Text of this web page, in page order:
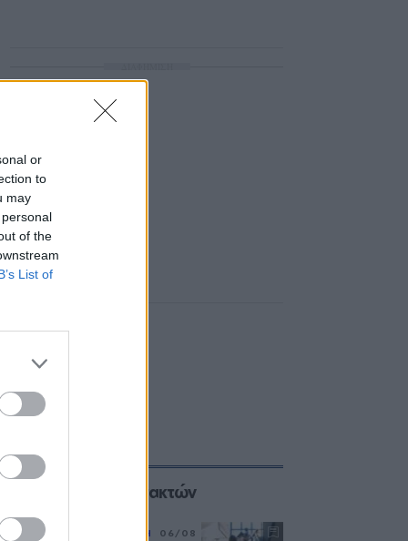
or
to
may
of the
List of
Επιλογές των Συντακτών
ΡΕΠΟΡΤΑΖ ΕΚΠΑΙΔΕΥΣΗ 06/08